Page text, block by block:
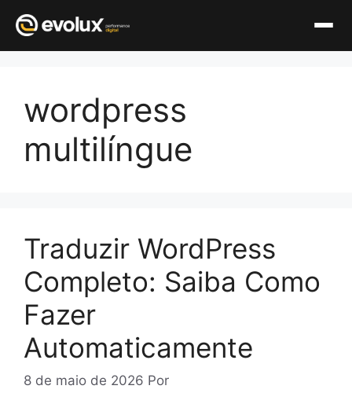
conteúdo
wordpress
multilíngue
Traduzir WordPress
Completo: Saiba Como
Fazer
Automaticamente
8 de maio de 2026 Por